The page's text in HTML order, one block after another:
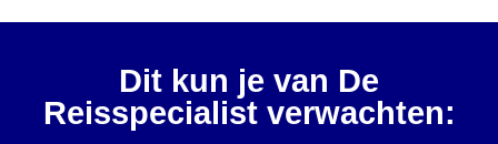
Dit kun je van De
Reisspecialist verwachten: